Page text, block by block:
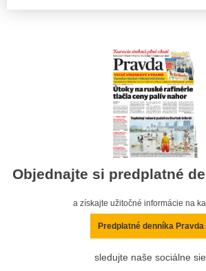
Objednajte si predplatné
a získajte užitočné informácie na
Predplatné denníka Pravda
sledujte naše sociálne